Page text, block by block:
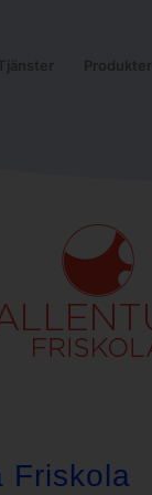
Produkter
Friskola